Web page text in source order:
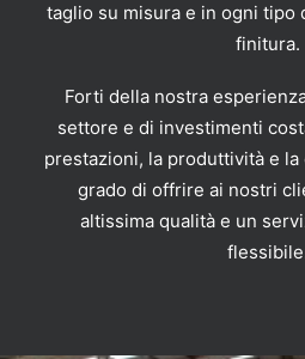
taglio su misura e in ogni tipo
finitura.
Forti della nostra
settore e di investimenti
prestazioni, la produttività e
grado di offrire ai nostri
altissima qualità e un